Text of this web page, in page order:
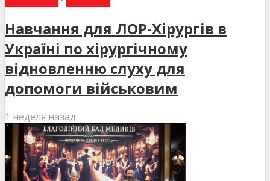
Навчання для ЛОР-Хірургів в
Україні по хірургічному
відновленню слуху для
допомоги військовим
1 неделя назад